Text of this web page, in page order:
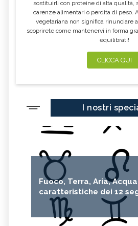
sostituirli con proteine di alta qualità,
carenze alimentari o perdita di peso.
vegetariana non significa rinunciare
scoprirete come mantenervi in forma
equilibrati!
CLICCA QUI
I nostri
Fuoco, Terra, Aria,
caratteristiche dei 12